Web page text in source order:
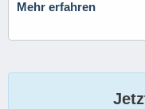
Mehr erfahren